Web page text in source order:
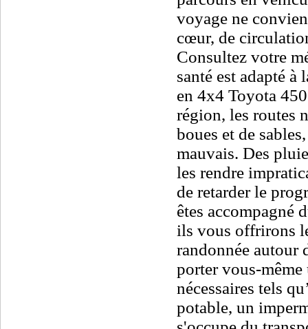
voyage ne
cœur, de
Consultez votre
santé est adapté
en 4x4 Toyota
région, les routes
boues et de
mauvais. Des
les rendre
de retarder le
êtes accompagné
ils vous offrirons
randonnée autour
porter vous-même
nécessaires tels
potable, un